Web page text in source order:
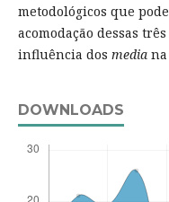
metodológicos que
acomodação dessas
influência dos media
DOWNLOADS